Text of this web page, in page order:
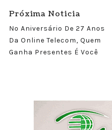
Próxima Noticia
No Aniversário De 27 Anos
Da Online Telecom, Quem
Ganha Presentes É Você